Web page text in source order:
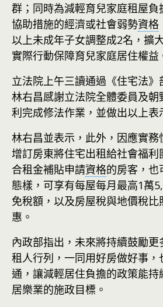
群；同時為減輕育兒家庭租屋負
協助措施的經濟或社會弱勢資格
以上未成年子女調整成2名，擴
實際行動保障育兒家庭居住權益
立法院上午三讀通過《住宅法》
林右昌感謝立法院全體委員及朝
利完成修法作業，並做出以上表
林右昌並表示，此外，因應實務
增訂房東將住宅出租給社會福
合租金補貼申請資格的房客，也
態樣，可享有每屋每月最高1萬
免稅額，以及房屋稅與地價稅
惠。
內政部指出，未來將持續鼓勵
租人行列，一同用好房做好事，
通，讓減輕居住負擔的政策能持
居樂業的施政目標。